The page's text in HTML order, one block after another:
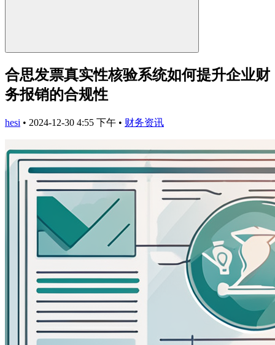
合思发票真实性核验系统如何提升企业财
务报销的合规性
hesi • 2024-12-30 4:55 下午 • 财务资讯